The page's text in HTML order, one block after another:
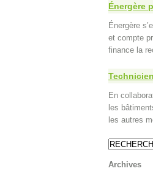
Énergère
Énergère
et compte
finance la
En
les
les autres
Archives